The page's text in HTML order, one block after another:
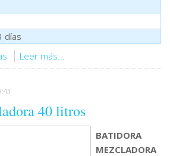
días
Leer más...
40 litros
BATIDORA
MEZCLADORA